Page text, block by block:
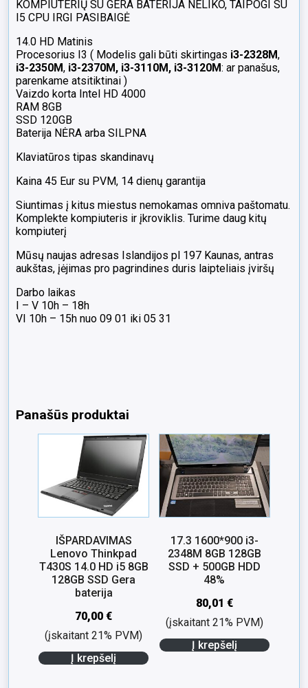
KOMPIUTERIŲ SU GERA BATERIJA NELIKO, TAIPOGI SU
I5 CPU IRGI PASIBAIGĖ
14.0 HD Matinis
Procesorius I3 ( Modelis gali būti skirtingas i3-2328M,
i3-2350M, i3-2370M, i3-3110M, i3-3120M: ar panašus,
parenkame atsitiktinai )
Vaizdo korta Intel HD 4000
RAM 8GB
SSD 120GB
Baterija NĖRA arba SILPNA
Klaviatūros tipas skandinavų
Kaina 45 Eur su PVM, 14 dienų garantija
Siuntimas į kitus miestus nemokamas omniva paštomatu.
Komplekte kompiuteris ir įkroviklis. Turime daug kitų
kompiuterį
Mūsų naujas adresas Islandijos pl 197 Kaunas, antras
aukštas, įėjimas pro pagrindines duris laipteliais įviršų
Darbo laikas
I – V 10h – 18h
VI 10h – 15h nuo 09 01 iki 05 31
Panašūs produktai
IŠPARDAVIMAS
Lenovo Thinkpad
T430S 14.0 HD i5 8GB
128GB SSD Gera
baterija
70,00€
(įskaitant 21% PVM)
Į krepšelį
17.3 1600*900 i3-
2348M 8GB 128GB
SSD + 500GB HDD
48%
80,01 €
(įskaitant 21% PVM)
Į krepšelį